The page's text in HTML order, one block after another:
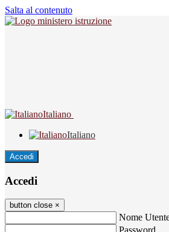
Salta al contenuto
Italiano
Italiano
Accedi
Accedi
button close ×
Nome